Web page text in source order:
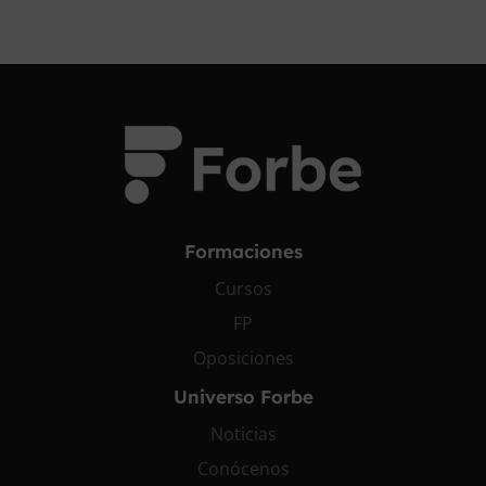
Formaciones
Cursos
FP
Oposiciones
Universo Forbe
Noticias
Conócenos